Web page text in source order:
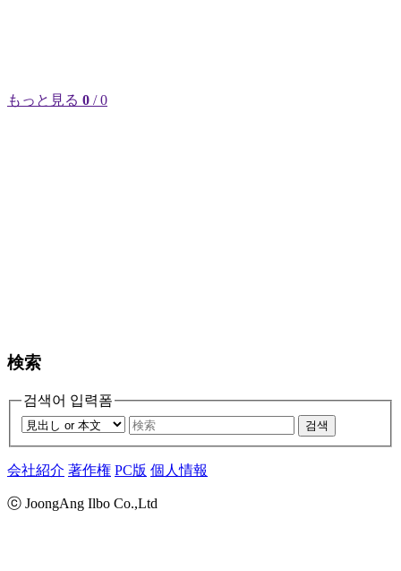
もっと見る 0 / 0
検索
검색어 입력폼
검색
会社紹介 著作権 PC版 個人情報
ⓒ JoongAng Ilbo Co.,Ltd